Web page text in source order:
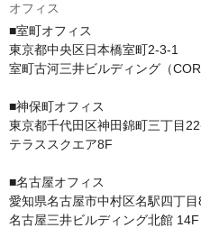
オフィス
■室町オフィス
東京都中央区日本橋室町2-3-1
室町古河三井ビルディング（
■神保町オフィス
東京都千代田区神田錦町三丁目
テラススクエア8F
■名古屋オフィス
愛知県名古屋市中村区名駅四丁
名古屋三井ビルディング北館 14F